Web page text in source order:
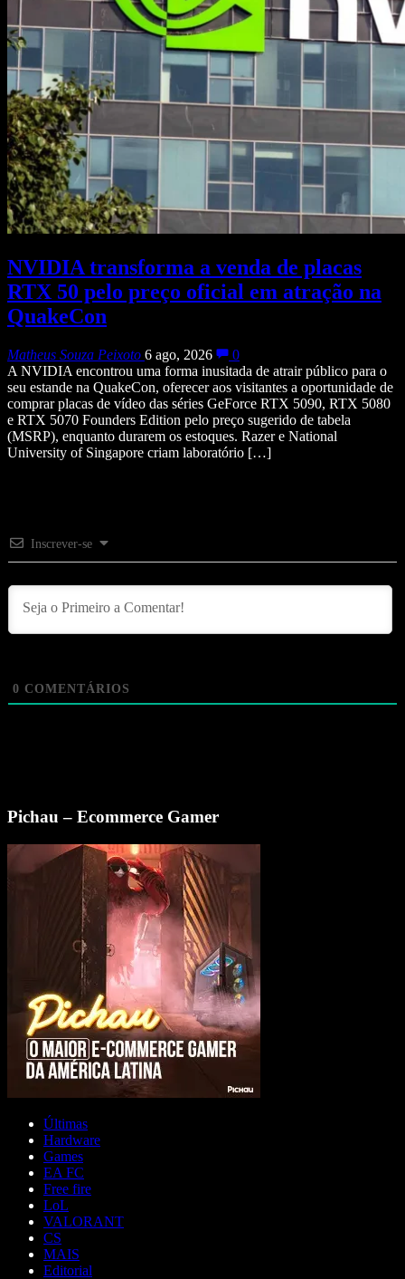
NVIDIA transforma a venda de placas
RTX 50 pelo preço oficial em atração na
QuakeCon
Matheus Souza Peixoto 6 ago, 2026
0
A NVIDIA encontrou uma forma inusitada de atrair público para o
seu estande na QuakeCon, oferecer aos visitantes a oportunidade de
comprar placas de vídeo das séries GeForce RTX 5090, RTX 5080
e RTX 5070 Founders Edition pelo preço sugerido de tabela
(MSRP), enquanto durarem os estoques. Razer e National
University of Singapore criam laboratório […]
Inscrever-se
0 COMENTÁRIOS
Pichau – Ecommerce Gamer
Últimas
Hardware
Games
EA FC
Free fire
LoL
VALORANT
CS
MAIS
Editorial